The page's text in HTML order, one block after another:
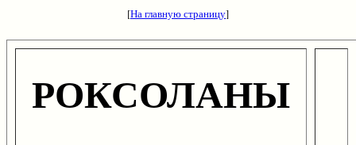
[На главную страницу]
РОКСОЛАНЫ